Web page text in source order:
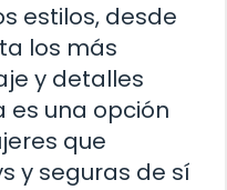
estilos, desde
los más
y detalles
es una opción
que
y seguras de sí